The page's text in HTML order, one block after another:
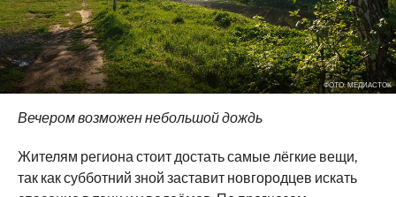
ФОТО: МЕДИАСТОК
Вечером возможен небольшой дождь
Жителям региона стоит достать самые лёгкие вещи,
так как субботний зной заставит новгородцев искать